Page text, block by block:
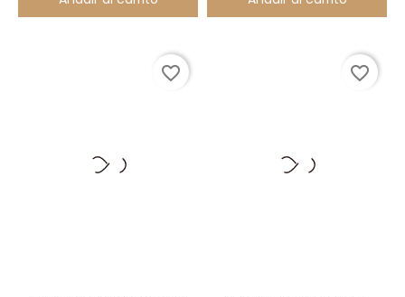
favorite_border favorite_border